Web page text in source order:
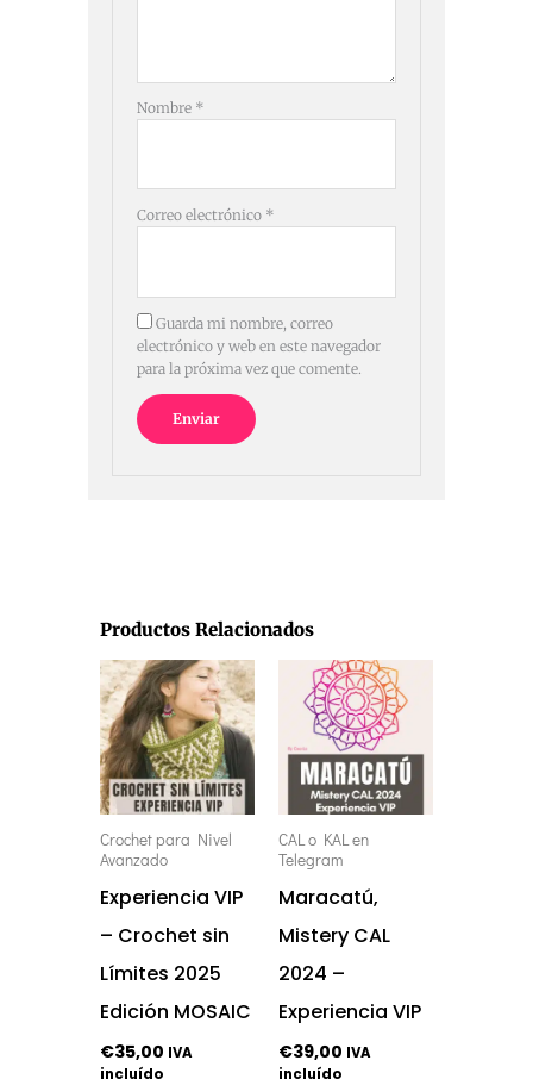
Nombre *
Correo electrónico *
Guarda mi nombre, correo
electrónico y web en este navegador
para la próxima vez que comente.
Productos Relacionados
Crochet para Nivel
Avanzado
Experiencia VIP
– Crochet sin
Límites 2025
Edición MOSAIC
€35,00 IVA
incluído
CAL o KAL en
Telegram
Maracatú,
Mistery CAL
2024 –
Experiencia VIP
€39,00 IVA
incluído